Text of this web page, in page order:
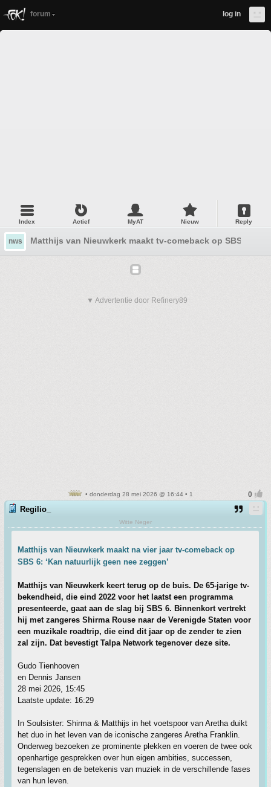
forum log in
Index Actief MyAT Nieuw Reply
nws Matthijs van Nieuwkerk maakt tv-comeback op SBS 6
▼ Advertentie door Refinery89
• donderdag 28 mei 2026 @ 16:44 • 1
Regilio_
Witte Neger
Matthijs van Nieuwkerk maakt na vier jaar tv-comeback op
SBS 6: ‘Kan natuurlijk geen nee zeggen’
Matthijs van Nieuwkerk keert terug op de buis. De 65-jarige tv-
bekendheid, die eind 2022 voor het laatst een programma
presenteerde, gaat aan de slag bij SBS 6. Binnenkort vertrekt
hij met zangeres Shirma Rouse naar de Verenigde Staten voor
een muzikale roadtrip, die eind dit jaar op de zender te zien
zal zijn. Dat bevestigt Talpa Network tegenover deze site.
Gudo Tienhooven
en Dennis Jansen
28 mei 2026, 15:45
Laatste update: 16:29
In Soulsister: Shirma & Matthijs in het voetspoor van Aretha duikt
het duo in het leven van de iconische zangeres Aretha Franklin.
Onderweg bezoeken ze prominente plekken en voeren de twee ook
openhartige gesprekken over hun eigen ambities, successen,
tegenslagen en de betekenis van muziek in de verschillende fases
van hun leven.